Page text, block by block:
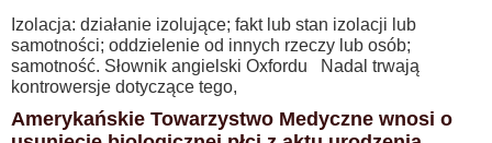
Izolacja: działanie izolujące; fakt lub stan izolacji lub
samotności; oddzielenie od innych rzeczy lub osób;
samotność. Słownik angielski Oxfordu Nadal trwają
kontrowersje dotyczące tego,
Amerykańskie Towarzystwo Medyczne wnosi o